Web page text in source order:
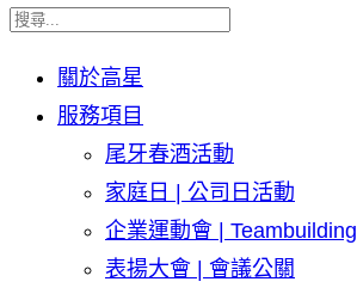
關於高星
服務項目
尾牙春酒活動
家庭日 | 公司日活動
企業運動會 | Teambuilding
表揚大會 | 會議公關